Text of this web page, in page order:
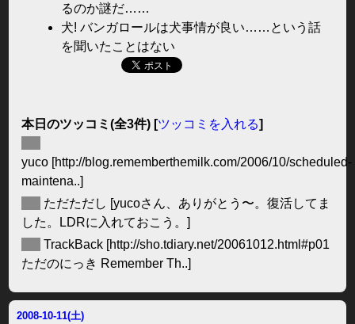
るのか謎だ……
犬! バンガロールは犬事情が良い……という話
を聞いたことはない
本日のツッコミ(全3件) [ツッコミを入れる]
yuco [http://blog.rememberthemilk.com/2006/10/scheduled-
maintena..]
ただただし [yucoさん、ありがとう〜。復活してま
した。LDRに入れておこう。]
TrackBack [http://sho.tdiary.net/20061012.html#p01
ただのにっき Remember Th..]
2008-10-11(土)